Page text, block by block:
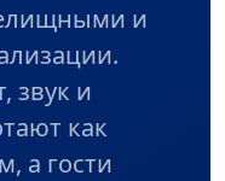
и
звук и
как
а гости